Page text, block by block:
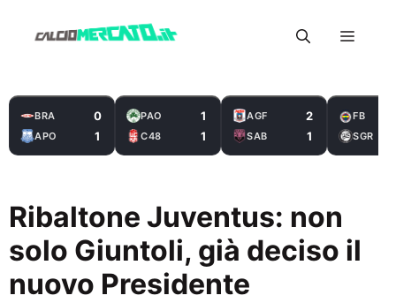
Menu
BRA 0
APO 1
PAO 1
C48 1
AGF 2
SAB 1
FB
SGR
Ribaltone Juventus: non
solo Giuntoli, già deciso il
nuovo Presidente